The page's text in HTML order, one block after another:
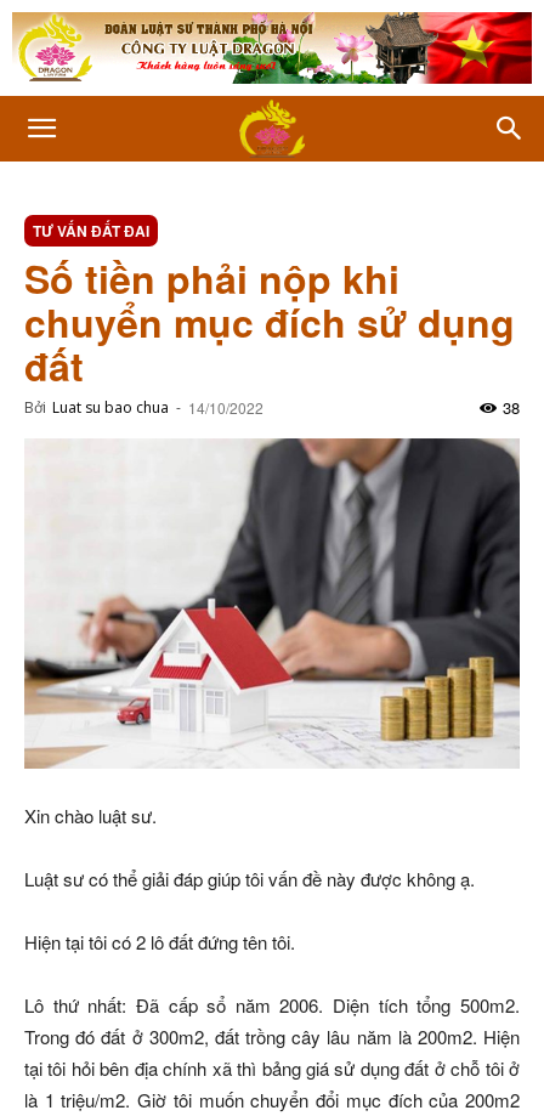
TƯ VẤN ĐẤT ĐAI
Số tiền phải nộp khi
chuyển mục đích sử dụng
đất
Bởi Luat su bao chua - 14/10/2022 38
Xin chào luật sư.
Luật sư có thể giải đáp giúp tôi vấn đề này được không ạ.
Hiện tại tôi có 2 lô đất đứng tên tôi.
Lô thứ nhất: Đã cấp sổ năm 2006. Diện tích tổng 500m2.
Trong đó đất ở 300m2, đất trồng cây lâu năm là 200m2. Hiện
tại tôi hỏi bên địa chính xã thì bảng giá sử dụng đất ở chỗ tôi ở
là 1 triệu/m2. Giờ tôi muốn chuyển đổi mục đích của 200m2